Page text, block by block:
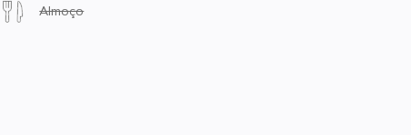
Almoço